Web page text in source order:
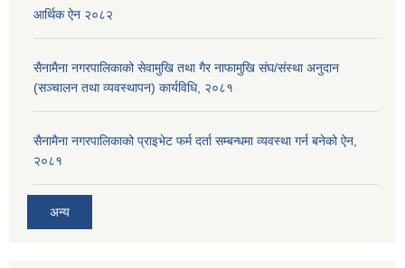
आर्थिक ऐन २०८२
सैनामैना नगरपालिकाको सेवामुखि तथा गैर नाफामुखि संघ/संस्था अनुदान
(सञ्चालन तथा व्यवस्थापन) कार्यविधि, २०८१
सैनामैना नगरपालिकाको प्राइभेट फर्म दर्ता सम्बन्धमा व्यवस्था गर्न बनेको ऐन,
२०८१
अन्य